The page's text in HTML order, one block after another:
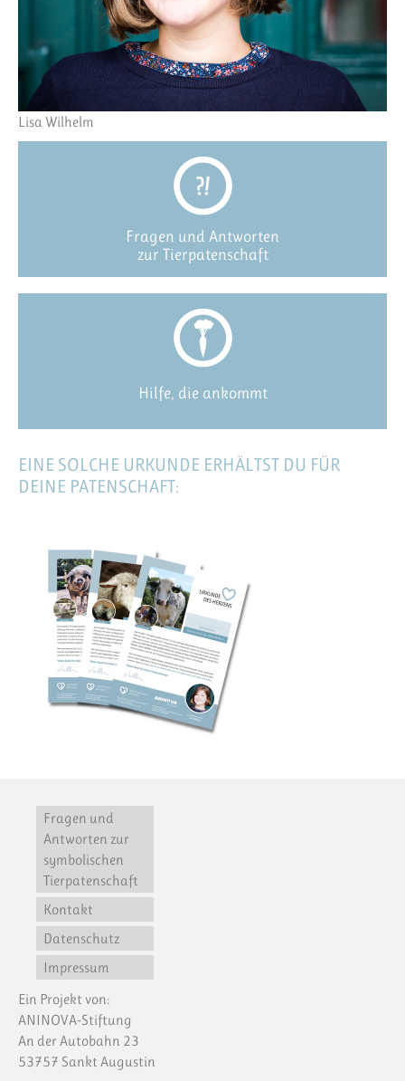
Lisa Wilhelm
Fragen und Antworten
zur Tierpatenschaft
Hilfe, die ankommt
EINE SOLCHE URKUNDE ERHÄLTST DU FÜR
DEINE PATENSCHAFT:
Fragen und
Antworten zur
symbolischen
Tierpatenschaft
Kontakt
Datenschutz
Impressum
Ein Projekt von:
ANINOVA-Stiftung
An der Autobahn 23
53757 Sankt Augustin